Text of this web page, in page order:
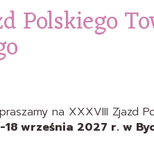
Polskiego
na XXXVIII Zjazd
18 września 2027 r. w